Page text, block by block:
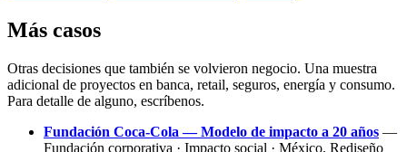
Más casos
Otras decisiones que también se volvieron negocio. Una muestra
adicional de proyectos en banca, retail, seguros, energía y consumo.
Para detalle de alguno, escríbenos.
Fundación Coca-Cola — Modelo de impacto a 20 años —
Fundación corporativa · Impacto social · México. Rediseño